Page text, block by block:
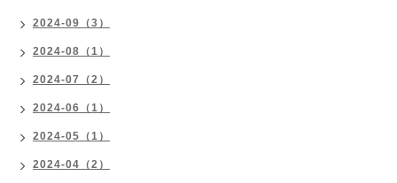
2024-09（3）
2024-08（1）
2024-07（2）
2024-06（1）
2024-05（1）
2024-04（2）